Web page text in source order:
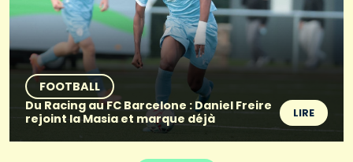
FOOTBALL
Du Racing au FC Barcelone : Daniel Freire
rejoint la Masia et marque déjà
LIRE